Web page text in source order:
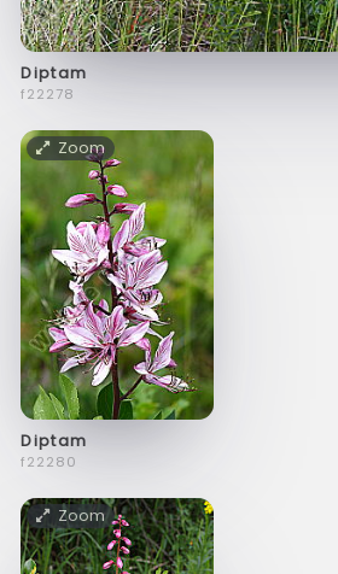
Diptam
f22278
Zoom
Diptam
f22280
Zoom